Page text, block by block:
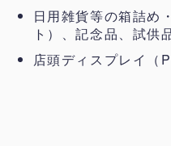
日用雑貨等の箱詰め
ト）、記念品、試供
店頭ディスプレイ（